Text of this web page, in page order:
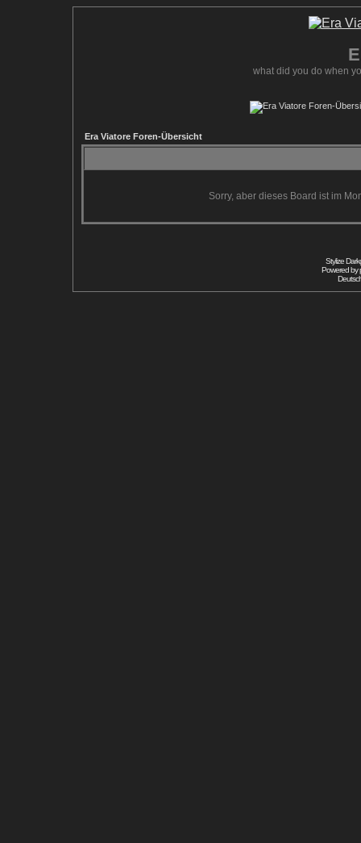
what did you do when
Era Viatore Foren-Übersicht
Sorry, aber dieses Board ist im
Stylize
Powered by